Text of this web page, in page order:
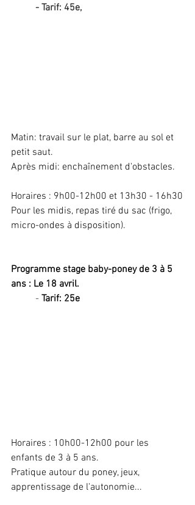
- Tarif: 45e,
Matin: travail sur le plat, barre au sol et
petit saut.
Après midi: enchaînement d'obstacles.
Horaires : 9h00-12h00 et 13h30 - 16h30
Pour les midis, repas tiré du sac (frigo,
micro-ondes à disposition).
Programme stage baby-poney de 3 à 5
ans : Le 18 avril.
	-
Tarif: 25e
Horaires : 10h00-12h00 pour les
enfants de 3 à 5 ans.
Pratique autour du poney, jeux,
apprentissage de l'autonomie...